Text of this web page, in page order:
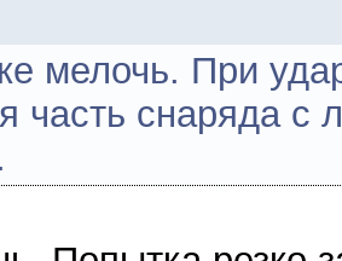
мелочь. При
часть снаряда с